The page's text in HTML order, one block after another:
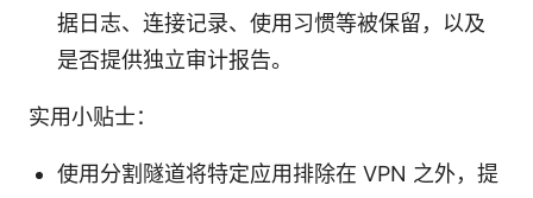
据日志、连接记录、使用习惯等被保留，以及
是否提供独立审计报告。
实用小贴士：
使用分割隧道将特定应用排除在 VPN 之外，提